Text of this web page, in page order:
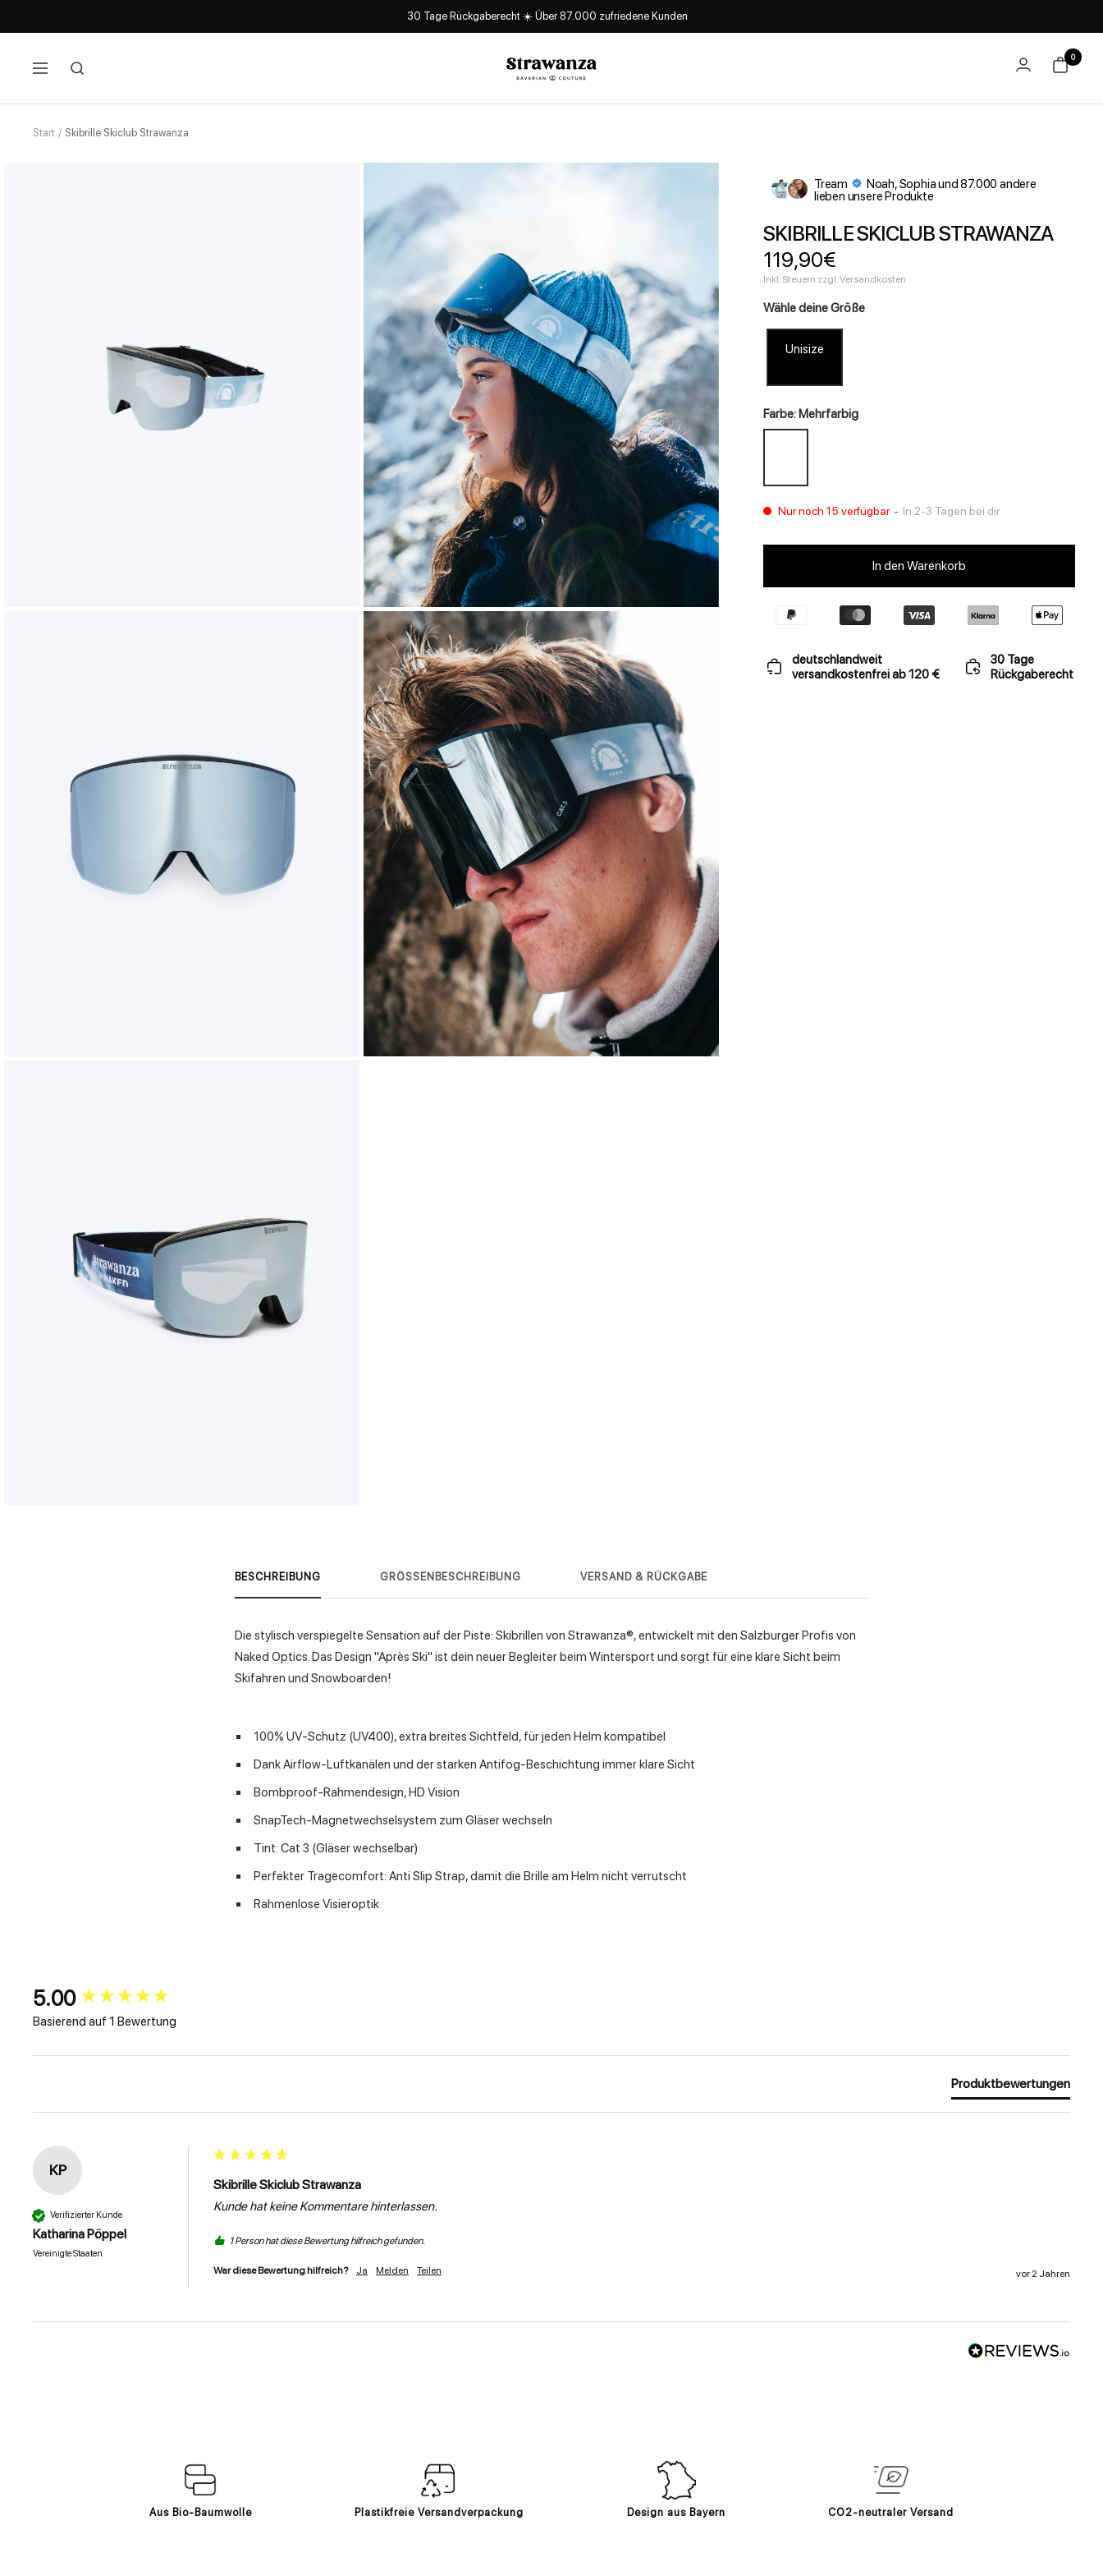
30 Tage Rückgaberecht ☀️ Über 87.000 zufriedene Kunden
Navigation Strawanza
0
Start Skibrille Skiclub Strawanza
Tream
Noah, Sophia und 87.000 andere
lieben unsere Produkte
SKIBRILLE SKICLUB STRAWANZA
Angebotspreis
119,90€
Inkl. Steuern zzgl. Versandkosten
Wähle deine Größe
Unisize
Farbe: Mehrfarbig
Nur noch 15 verfügbar - In 2-3 Tagen bei dir
In den Warenkorb
deutschlandweit
versandkostenfrei ab 120 €
30 Tage
Rückgaberecht
BESCHREIBUNG GRÖSSENBESCHREIBUNG VERSAND & RÜCKGABE
Die stylisch verspiegelte Sensation auf der Piste: Skibrillen von Strawanza®, entwickelt mit den Salzburger Profis von
Naked Optics. Das Design "Après Ski" ist dein neuer Begleiter beim Wintersport und sorgt für eine klare Sicht beim
Skifahren und Snowboarden!
100% UV-Schutz (UV400), extra breites Sichtfeld, für jeden Helm kompatibel
Dank Airflow-Luftkanälen und der starken Antifog-Beschichtung immer klare Sicht
Bombproof-Rahmendesign, HD Vision
SnapTech-Magnetwechselsystem zum Gläser wechseln
Tint: Cat 3 (Gläser wechselbar)
Perfekter Tragecomfort: Anti Slip Strap, damit die Brille am Helm nicht verrutscht
Rahmenlose Visieroptik
5.00
Basierend auf 1 Bewertung
Produktbewertungen
KP
Verifizierter Kunde
Katharina Pöppel
Vereinigte Staaten
Skibrille Skiclub Strawanza
Kunde hat keine Kommentare hinterlassen.
1 Person hat diese Bewertung hilfreich gefunden.
War diese Bewertung hilfreich? Ja Melden Teilen vor 2 Jahren
New content loaded
Aus Bio-Baumwolle Plastikfreie Versandverpackung Design aus Bayern CO2-neutraler Versand